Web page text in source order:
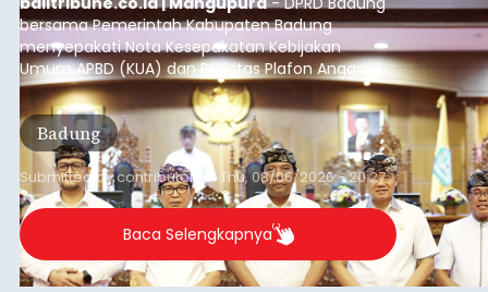
bersama Pemerintah Kabupaten Badung
menyepakati Nota Kesepakatan Kebijakan
Umum APBD (KUA) dan Prioritas Plafon Anggaran
Sementara (PPAS) Tahun Anggaran 2027 dalam
rapat paripurna yang digelar di Gedung DPRD
Badung, Kamis (6/8/2026).
Badung
Submitted bycontributor onThu, 08/06/2026 - 20:27
Baca Selengkapnya